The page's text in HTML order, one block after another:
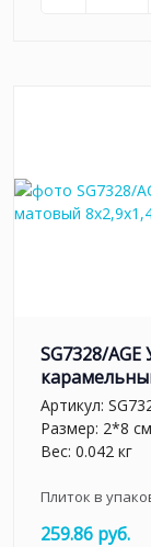
SG7328/
Артикул:
Размер: 2*8 см
Вес: 0.042 кг
Плиток в
259.86 руб.